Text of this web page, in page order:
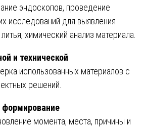
эндоскопов, проведение
исследований для выявления
химический анализ материала.
и технической
использованных материалов с
решений.
формирование
момента, места, причины и